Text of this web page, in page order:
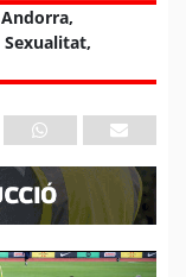
Andorra,
Sexualitat,